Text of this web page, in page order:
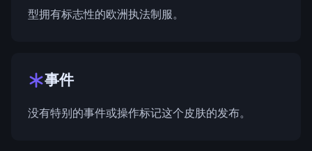
型拥有标志性的欧洲执法制服。
事件
没有特别的事件或操作标记这个皮肤的发布。